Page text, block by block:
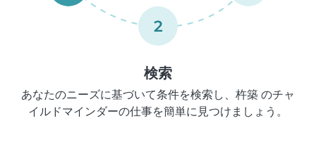
2
検索
あなたのニーズに基づいて条件を検索し、杵築 のチャ
イルドマインダーの仕事を簡単に見つけましょう。